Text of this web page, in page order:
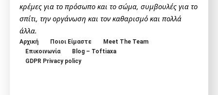
κρέμες για το πρόσωπο και το σώμα, συμβουλές για το
σπίτι, την οργάνωση και τον καθαρισμό και πολλά
άλλα.
Αρχική Ποιοι Είμαστε
Meet The Team
Επικοινωνία
Blog – Toftiaxa
GDPR Privacy policy